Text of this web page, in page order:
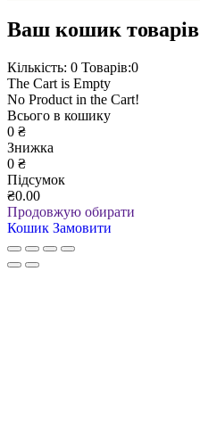
Ваш кошик товарів
Кількість: 0 Товарів:0
The Cart is Empty
No Product in the Cart!
Всього в кошику
0 ₴
Знижка
0 ₴
Підсумок
₴0.00
Продовжую обирати
Кошик Замовити